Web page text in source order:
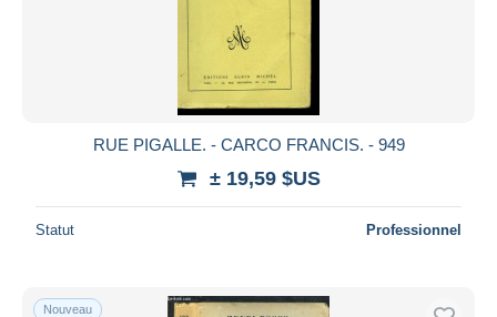
RUE PIGALLE. - CARCO FRANCIS. - 949
± 19,59 $US
Statut Professionnel
Nouveau